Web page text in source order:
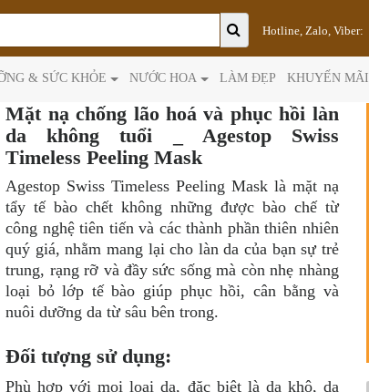
Hotline, Zalo, Viber:
& SỨC KHỎE NƯỚC HOA LÀM ĐẸP KHUYẾN MÃI
Mặt nạ chống lão hoá và phục hồi làn
da không tuổi _ Agestop Swiss
Timeless Peeling Mask
Agestop Swiss Timeless Peeling Mask là mặt nạ
tẩy tế bào chết không những được bào chế từ
công nghệ tiên tiến và các thành phần thiên nhiên
quý giá, nhằm mang lại cho làn da của bạn sự trẻ
trung, rạng rỡ và đầy sức sống mà còn nhẹ nhàng
loại bỏ lớp tế bào giúp phục hồi, cân bằng và
nuôi dưỡng da từ sâu bên trong.
Đối tượng sử dụng:
Phù hợp với mọi loại da, đặc biệt là da khô, da